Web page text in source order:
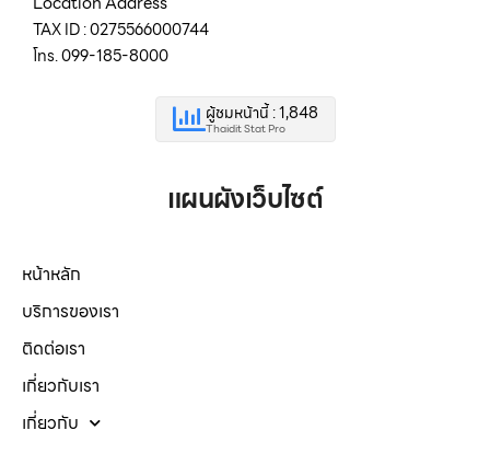
TAX ID : 0275566000744
โทร. 099-185-8000
ผู้ชมหน้านี้ : 1,848
Thaidit Stat Pro
แผนผังเว็บไซต์
หน้าหลัก
บริการของเรา
ติดต่อเรา
เกี่ยวกับเรา
เกี่ยวกับ